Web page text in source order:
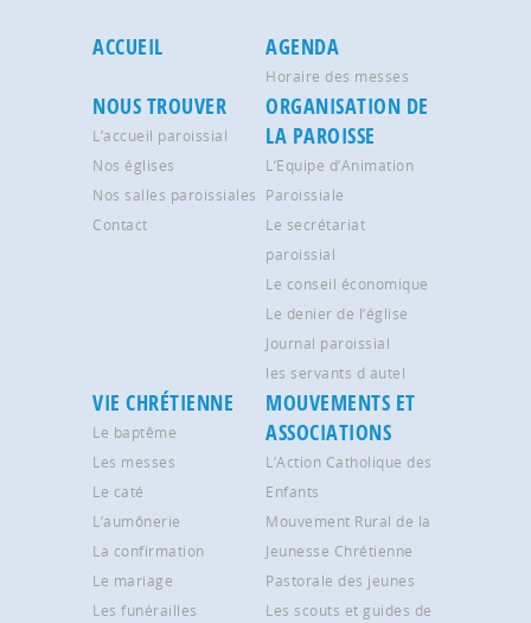
ACCUEIL AGENDA
Horaire des messes
NOUS TROUVER
L’accueil paroissial
Nos églises
Nos salles paroissiales
Contact
ORGANISATION DE
LA PAROISSE
L’Equipe d’Animation
Paroissiale
Le secrétariat
paroissial
Le conseil économique
Le denier de l’église
Journal paroissial
les servants d autel
VIE CHRÉTIENNE
Le baptême
Les messes
Le caté
L’aumônerie
La confirmation
Le mariage
Les funérailles
MOUVEMENTS ET
ASSOCIATIONS
L’Action Catholique des
Enfants
Mouvement Rural de la
Jeunesse Chrétienne
Pastorale des jeunes
Les scouts et guides de